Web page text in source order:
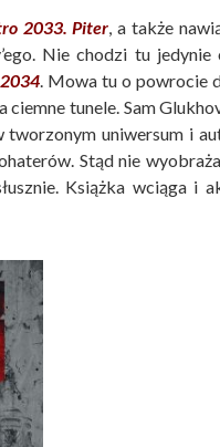
2033. Piter, a także
Nie chodzi tu jedynie
. Mowa tu o powrocie
tunele. Sam
tworzonym uniwersum i
Stąd nie
Książka wciąga i